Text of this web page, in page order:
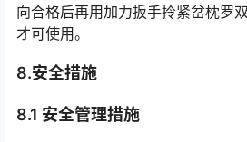
向合格后再用加力扳手拎紧岔枕罗
才可使用。󠅅󠅃󠄵󠅂󠄪󠇖󠆨󠆨󠇕󠆞󠆒󠅬󠇘󠆭󠆘󠇙󠆝󠅵󠇗󠆭󠆁󠄐󠇗󠅹󠅸󠇖󠆍󠅳󠇖󠅹󠅰󠇖󠆌󠅹
8.安全措施
8.1 安全管理措施